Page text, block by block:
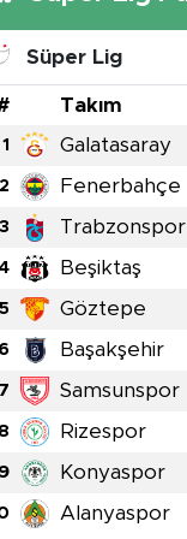
Süper Lig
Takım
1 Galatasaray
2 Fenerbahçe
3 Trabzonspor
Beşiktaş
5 Göztepe
Başakşehir
Samsunspor
Rizespor
Konyaspor
Alanyaspor